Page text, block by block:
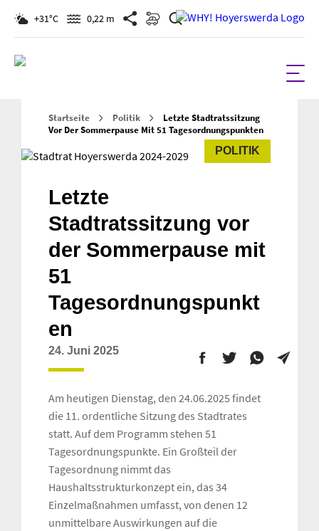
+31°C 0,22 m
Suchen
Startseite Politik
Letzte Stadtratssitzung
Vor Der Sommerpause Mit 51 Tagesordnungspunkten
POLITIK
Letzte
Stadtratssitzung vor
der Sommerpause mit
51
Tagesordnungspunkt
en
24. Juni 2025
Am heutigen Dienstag, den 24.06.2025 findet
die 11. ordentliche Sitzung des Stadtrates
statt. Auf dem Programm stehen 51
Tagesordnungspunkte. Ein Großteil der
Tagesordnung nimmt das
Haushaltsstrukturkonzept ein, das 34
Einzelmaßnahmen umfasst, von denen 12
unmittelbare Auswirkungen auf die